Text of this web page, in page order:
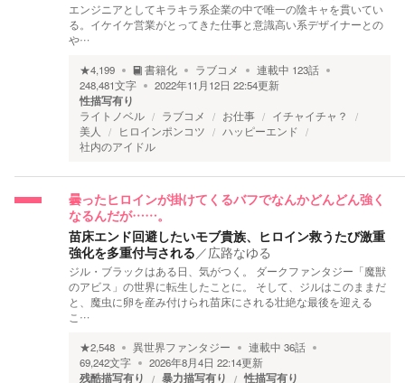
エンジニアとしてキラキラ系企業の中で唯一の陰キャを貫いてい
る。イケイケ営業がとってきた仕事と意識高い系デザイナーとの
や…
★4,199 書籍化 ラブコメ 連載中 123話
248,481文字 2022年11月12日 22:54更新
性描写有り
ライトノベル ラブコメ お仕事
イチャイチャ？
美人
ヒロインポンコツ
ハッピーエンド
社内のアイドル
曇ったヒロインが掛けてくるバフでなんかどんどん強く
なるんだが……。
苗床エンド回避したいモブ貴族、ヒロイン救うたび激重
強化を多重付与される／広路なゆる
ジル・ブラックはある日、気がつく。 ダークファンタジー「魔獣
のアビス」の世界に転生したことに。 そして、ジルはこのままだ
と、魔虫に卵を産み付けられ苗床にされる壮絶な最後を迎える
こ…
★2,548 異世界ファンタジー 連載中 36話
69,242文字 2026年8月4日 22:14更新
残酷描写有り 暴力描写有り 性描写有り